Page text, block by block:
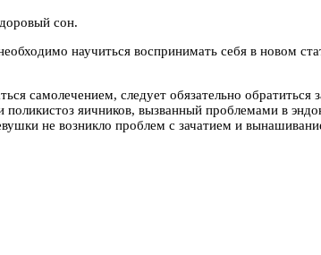
сон.
научиться воспринимать себя в новом
самолечением, следует обязательно обратиться
яичников, вызванный проблемами в
не возникло проблем с зачатием и